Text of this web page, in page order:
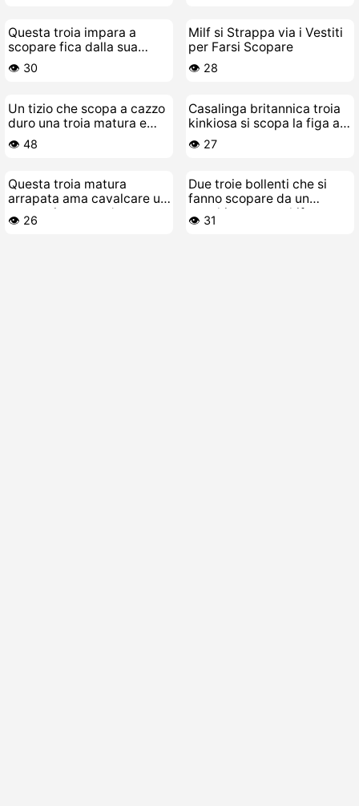
Questa troia impara a
scopare fica dalla sua
coach lesbica
👁️ 30
Milf si Strappa via i Vestiti
per Farsi Scopare
👁️ 28
Un tizio che scopa a cazzo
duro una troia matura e
una MILF
👁️ 48
Casalinga britannica troia
kinkiosa si scopa la figa a
dito in pubblico
👁️ 27
Questa troia matura
arrapata ama cavalcare un
cazzo giovane e duro
👁️ 26
Due troie bollenti che si
fanno scopare da un
vecchio porco schifoso
👁️ 31